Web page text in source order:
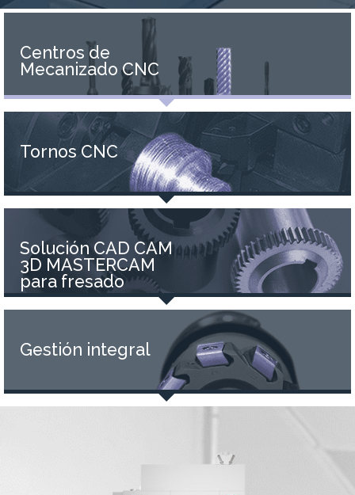
Centros de
Mecanizado CNC
Tornos CNC
Solución CAD CAM
3D MASTERCAM
para fresado
Gestión integral